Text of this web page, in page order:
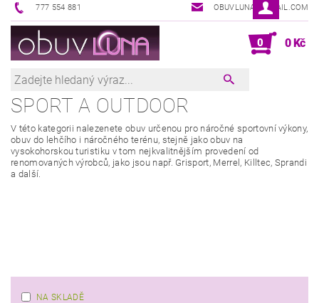
777 554 881 OBUVLUNA@GMAIL.COM
0 0 Kč
SPORT A OUTDOOR
V této kategorii nalezenete obuv určenou pro náročné sportovní výkony,
obuv do lehčího i náročného terénu, stejně jako obuv na
vysokohorskou turistiku v tom nejkvalitnějším provedení od
renomovaných výrobců, jako jsou např. Grisport, Merrel, Killtec, Sprandi
a další.
NA SKLADĚ